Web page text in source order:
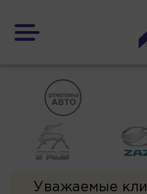
Уважаемые